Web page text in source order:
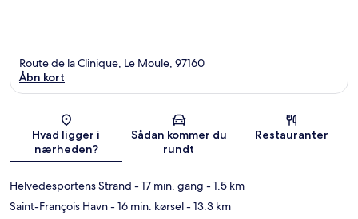
Kort
Route de la Clinique, Le Moule, 97160
Åbn kort
Hvad ligger i
nærheden?
Sådan kommer du
rundt
Restauranter
Helvedesportens Strand - 17 min. gang - 1.5 km
Saint-François Havn- 16 min. kørsel- 13.3 km